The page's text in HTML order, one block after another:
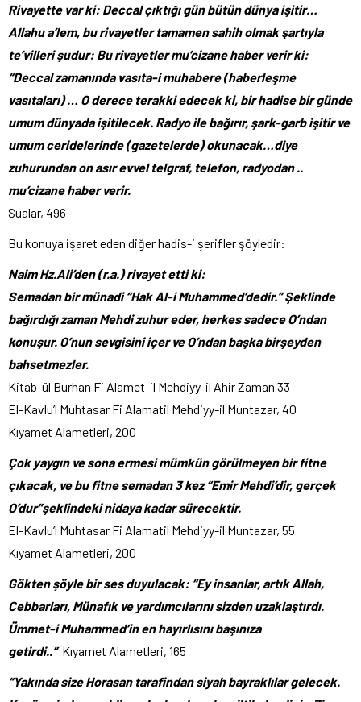
Rivayette var ki: Deccal çıktığı gün bütün dünya işitir…
Allahu a’lem, bu rivayetler tamamen sahih olmak şartıyla
te’villeri şudur: Bu rivayetler mu’cizane haber verir ki:
“Deccal zamanında vasıta-i muhabere (haberleşme
vasıtaları) … O derece terakki edecek ki, bir hadise bir günde
umum dünyada işitilecek. Radyo ile bağırır, şark-garb işitir ve
umum ceridelerinde (gazetelerde) okunacak…diye
zuhurundan on asır evvel telgraf, telefon, radyodan ..
mu’cizane haber verir.
Sualar, 496
Bu konuya işaret eden diğer hadis-i şerifler şöyledir:
Naim Hz.Ali’den (r.a.) rivayet etti ki:
Semadan bir münadi “Hak Al-i Muhammed’dedir.” Şeklinde
bağırdığı zaman Mehdi zuhur eder, herkes sadece O’ndan
konuşur. O’nun sevgisini içer ve O’ndan başka birşeyden
bahsetmezler.
Kitab-ül Burhan Fi Alamet-il Mehdiyy-il Ahir Zaman 33
El-Kavlu’l Muhtasar Fi Alamatil Mehdiyy-il Muntazar, 40
Kıyamet Alametleri, 200
Çok yaygın ve sona ermesi mümkün görülmeyen bir fitne
çıkacak, ve bu fitne semadan 3 kez “Emir Mehdi’dir, gerçek
O’dur”şeklindeki nidaya kadar sürecektir.
El-Kavlu’l Muhtasar Fi Alamatil Mehdiyy-il Muntazar, 55
Kıyamet Alametleri, 200
Gökten şöyle bir ses duyulacak: “Ey insanlar, artık Allah,
Cebbarları, Münafık ve yardımcılarını sizden uzaklaştırdı.
Ümmet-i Muhammed’in en hayırlısını başınıza
getirdi..” Kıyamet Alametleri, 165
“Yakında size Horasan tarafindan siyah bayraklılar gelecek.